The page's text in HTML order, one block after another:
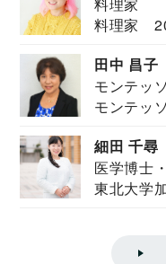
料理家
田中 昌子
モンテッ
ズハウス
モンテッ
細田 千尋
医学博士
東北大学